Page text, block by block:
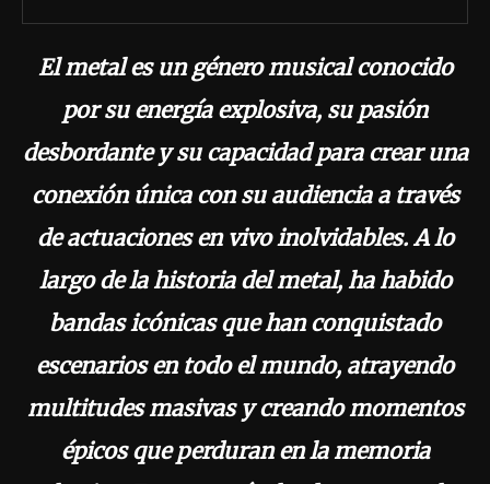
El metal es un género musical conocido
por su energía explosiva, su pasión
desbordante y su capacidad para crear una
conexión única con su audiencia a través
de actuaciones en vivo inolvidables. A lo
largo de la historia del metal, ha habido
bandas icónicas que han conquistado
escenarios en todo el mundo, atrayendo
multitudes masivas y creando momentos
épicos que perduran en la memoria